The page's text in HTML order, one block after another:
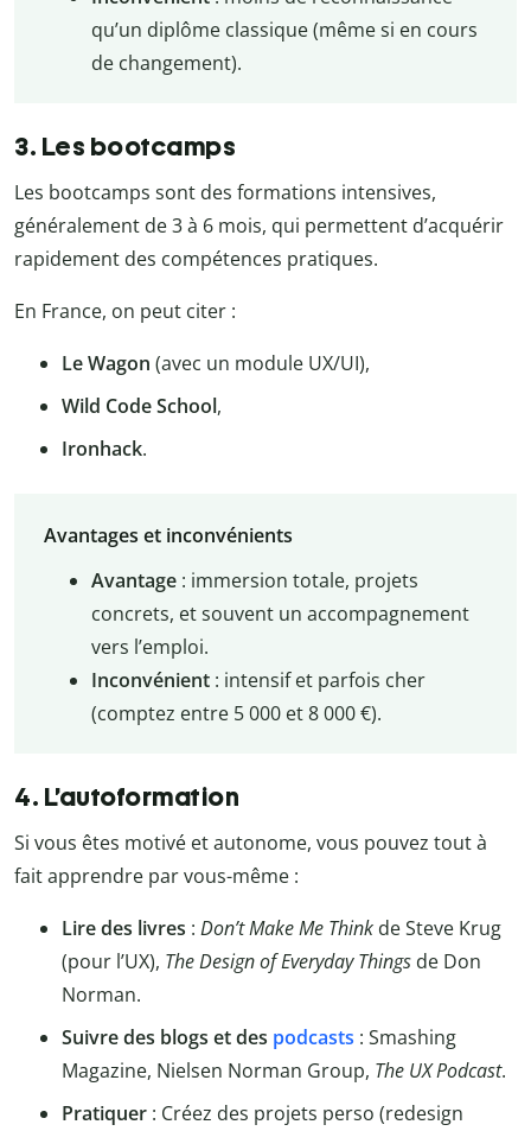
qu’un diplôme classique (même si en cours
de changement).
3. Les bootcamps
Les bootcamps sont des formations intensives,
généralement de 3 à 6 mois, qui permettent d’acquérir
rapidement des compétences pratiques.
En France, on peut citer :
Le Wagon (avec un module UX/UI),
Wild Code School,
Ironhack.
Avantages et inconvénients
Avantage: immersion totale, projets
concrets, et souvent un accompagnement
vers l’emploi.
Inconvénient: intensif et parfois cher
(comptez entre 5 000 et 8 000 €).
4. L’autoformation
Si vous êtes motivé et autonome, vous pouvez tout à
fait apprendre par vous-même :
Lire des livres : Don’t Make Me Think de Steve Krug
(pour l’UX), The Design of Everyday Things de Don
Norman.
Suivre des blogs et des podcasts : Smashing
Magazine, Nielsen Norman Group, The UX Podcast.
Pratiquer : Créez des projets perso (redesign